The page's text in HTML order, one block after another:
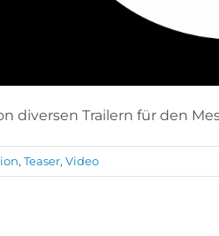
diversen Trailern für den
, Teaser, Video